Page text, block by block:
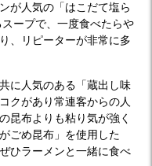
が人気の「はこだて塩ら
ープで、一度食べたらや
、リピーターが非常に多
に人気のある「蔵出し味
クがあり常連客からの人
昆布よりも粘り気が強く
ごめ昆布」を使用した
ひラーメンと一緒に食べ